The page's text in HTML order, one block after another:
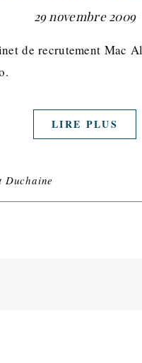
29 novembre 2009
de recrutement Mac
LIRE PLUS
Duchaine